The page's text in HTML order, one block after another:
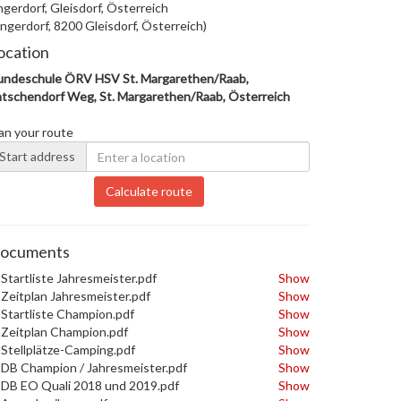
Gleisdorf, Österreich
8200 Gleisdorf, Österreich)
ÖRV HSV St. Margarethen/Raab,
Weg, St. Margarethen/Raab, Österreich
your route
Start address
Calculate route
Startliste Jahresmeister.pdf
Show
Zeitplan Jahresmeister.pdf
Show
Startliste Champion.pdf
Show
Zeitplan Champion.pdf
Show
Stellplätze-Camping.pdf
Show
DB Champion / Jahresmeister.pdf
Show
DB EO Quali 2018 und 2019.pdf
Show